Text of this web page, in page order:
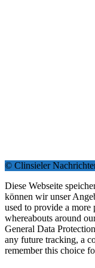
© Clinsieler
Diese Webseite
können wir unser
used to provide a more
whereabouts around
General Data
any future tracking, a
remember this choice